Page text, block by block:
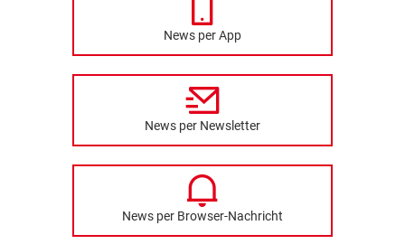
News per App
News per Newsletter
News per Browser-Nachricht